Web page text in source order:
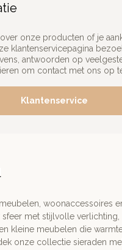
onze producten of je
klantenservicepagina
antwoorden op
om contact met ons op
Klantenservice
woonaccessoires
met stijlvolle verlichting,
kleine meubelen die
onze collectie sieraden